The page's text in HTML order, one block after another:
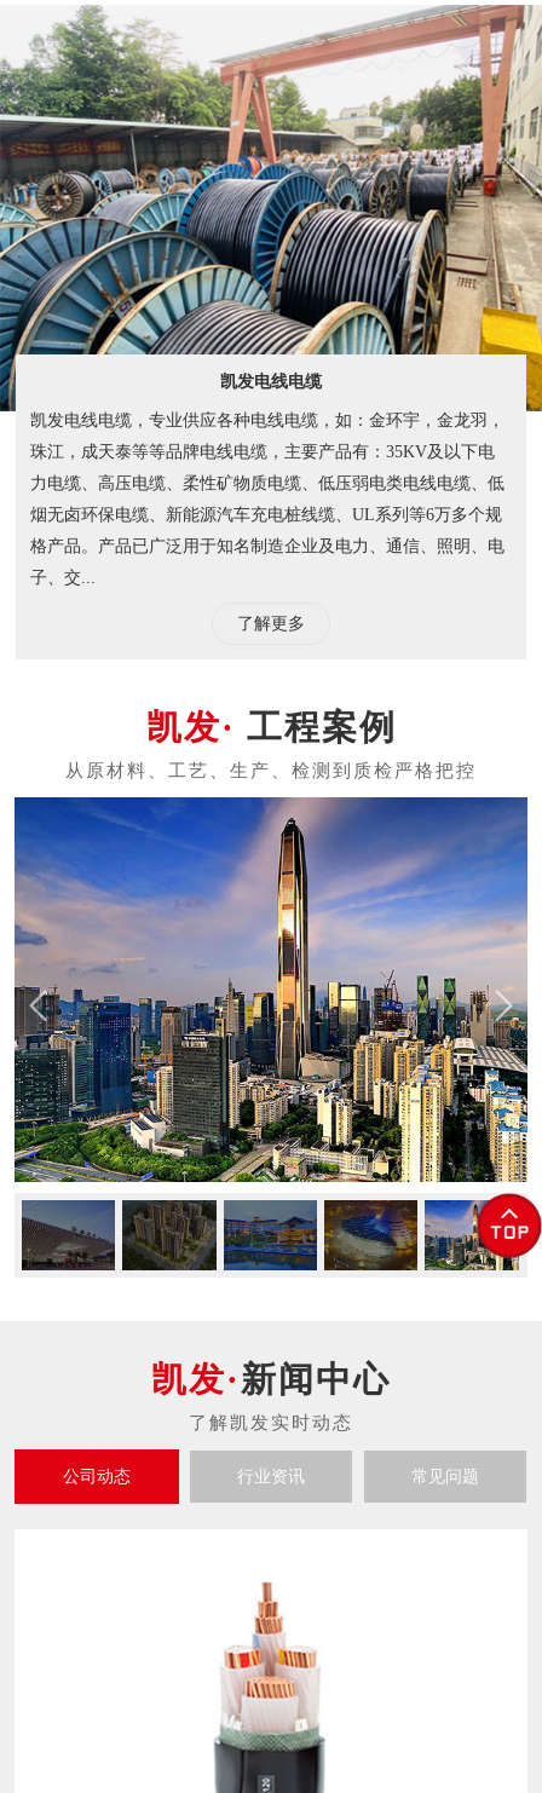
凯发电线电缆
凯发电线电缆，专业供应各种电线电缆，如：金环宇，金龙羽，
珠江，成天泰等等品牌电线电缆，主要产品有：35KV及以下电
力电缆、高压电缆、柔性矿物质电缆、低压弱电类电线电缆、低
烟无卤环保电缆、新能源汽车充电桩线缆、UL系列等6万多个规
格产品。产品已广泛用于知名制造企业及电力、通信、照明、电
子、交...
了解更多
工程案例
新闻中心
公司动态 行业资讯 常见问题